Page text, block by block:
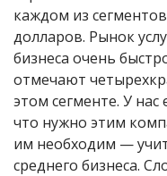
каждом из
долларов. Рынок
бизнеса очень
отмечают
этом сегменте. У
что нужно этим
им необходим —
среднего бизнеса.